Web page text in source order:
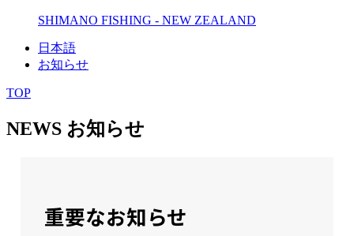
SHIMANO FISHING - NEW ZEALAND
日本語
お知らせ
TOP
NEWS お知らせ
重要なお知らせ